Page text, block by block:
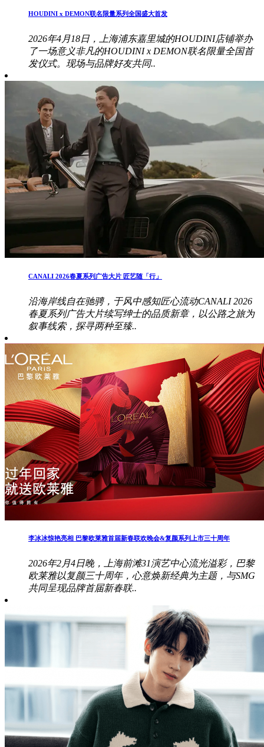
HOUDINI x DEMON联名限量系列全国盛大首发
2026年4月18日，上海浦东嘉里城的HOUDINI店铺举办
了一场意义非凡的HOUDINI x DEMON联名限量全国首
发仪式。现场与品牌好友共同..
CANALI 2026春夏系列广告大片 匠艺随「行」
沿海岸线自在驰骋，于风中感知匠心流动CANALI 2026
春夏系列广告大片续写绅士的品质新章，以公路之旅为
叙事线索，探寻两种至臻..
李冰冰惊艳亮相 巴黎欧莱雅首届新春联欢晚会&复颜系列上市三十周年
2026年2月4日晚，上海前滩31演艺中心流光溢彩，巴黎
欧莱雅以复颜三十周年，心意焕新经典为主题，与SMG
共同呈现品牌首届新春联..